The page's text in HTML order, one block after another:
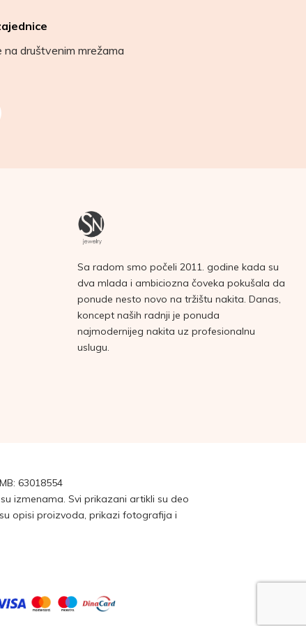
društvenim mrežama
Sa radom smo počeli 2011. godine kada su
dva mlada i ambiciozna čoveka pokušala da
ponude nesto novo na tržištu nakita. Danas,
koncept naših radnji je ponuda
najmodernijeg nakita uz profesionalnu
uslugu.
63018554
izmenama. Svi prikazani artikli su deo
opisi proizvoda, prikazi fotografija i